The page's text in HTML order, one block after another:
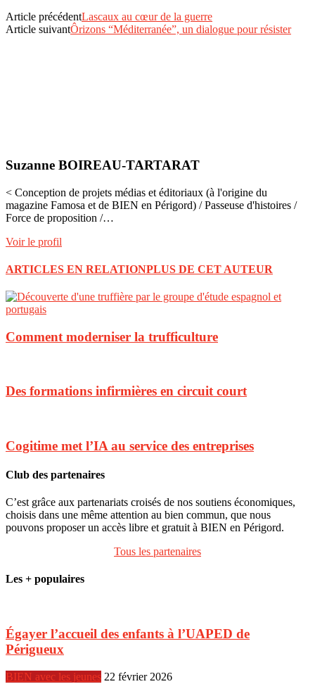
Article précédentLascaux au cœur de la guerre
Article suivantÔrizons “Méditerranée”, un dialogue pour résister
Suzanne BOIREAU-TARTARAT
< Conception de projets médias et éditoriaux (à l'origine du
magazine Famosa et de BIEN en Périgord) / Passeuse d'histoires /
Force de proposition /…
Voir le profil
ARTICLES EN RELATIONPLUS DE CET AUTEUR
Comment moderniser la trufficulture
Des formations infirmières en circuit court
Cogitime met l’IA au service des entreprises
Club des partenaires
C’est grâce aux partenariats croisés de nos soutiens économiques,
choisis dans une même attention au bien commun, que nous
pouvons proposer un accès libre et gratuit à BIEN en Périgord.
Tous les partenaires
Les + populaires
Égayer l’accueil des enfants à l’UAPED de
Périgueux
BIEN avec les jeunes 22 février 2026